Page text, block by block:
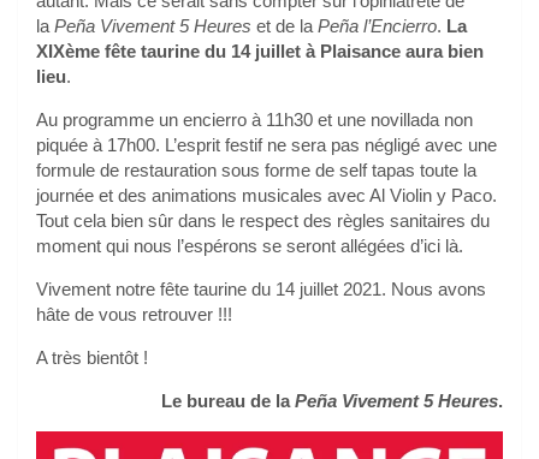
la Peña Vivement 5 Heures et de la Peña l’Encierro. La
XIXème fête taurine du 14 juillet à Plaisance aura bien
lieu.
Au programme un encierro à 11h30 et une novillada non
piquée à 17h00. L’esprit festif ne sera pas négligé avec une
formule de restauration sous forme de self tapas toute la
journée et des animations musicales avec Al Violin y Paco.
Tout cela bien sûr dans le respect des règles sanitaires du
moment qui nous l’espérons se seront allégées d’ici là.
Vivement notre fête taurine du 14 juillet 2021. Nous avons
hâte de vous retrouver !!!
A très bientôt !
Le bureau de laPeña Vivement 5 Heures.